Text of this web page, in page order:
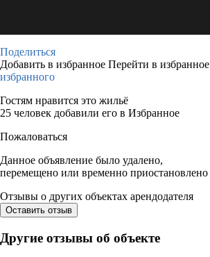
Поделиться
Добавить в избранное Перейти в избранное
избранного
Гостям нравится это жильё
25 человек добавили его в Избранное
Пожаловаться
Данное объявление было удалено,
перемещено или временно приостановлено
Отзывы о других объектах арендодателя
Оставить отзыв
Другие отзывы об объекте